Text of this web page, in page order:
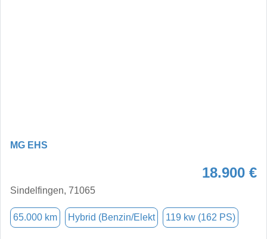
MG EHS
18.900 €
Sindelfingen, 71065
65.000 km Hybrid (Benzin/Elekt 119 kw (162 PS)